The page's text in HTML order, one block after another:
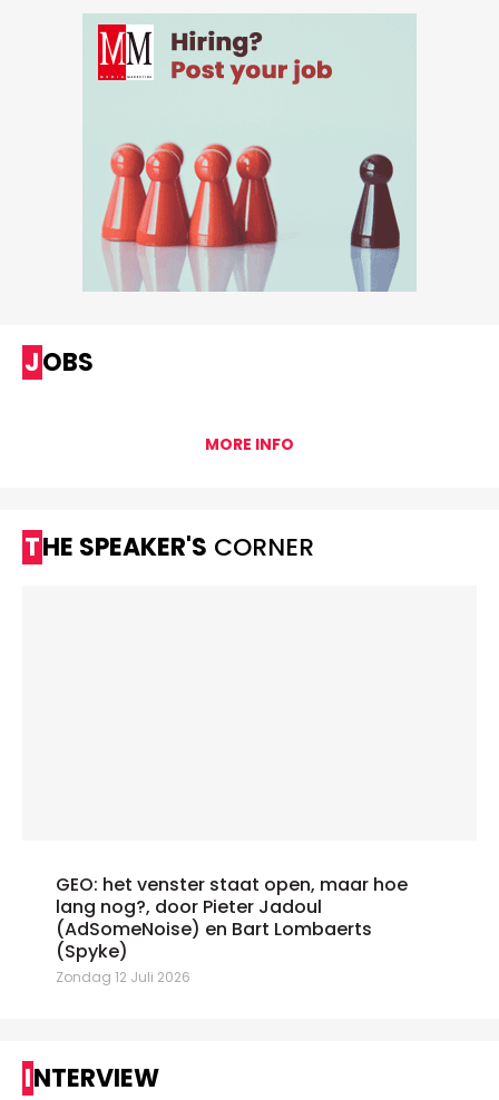
JOBS
MORE INFO
THE SPEAKER'S CORNER
GEO: het venster staat open, maar hoe
lang nog?, door Pieter Jadoul
(AdSomeNoise) en Bart Lombaerts
(Spyke)
Zondag 12 Juli 2026
INTERVIEW